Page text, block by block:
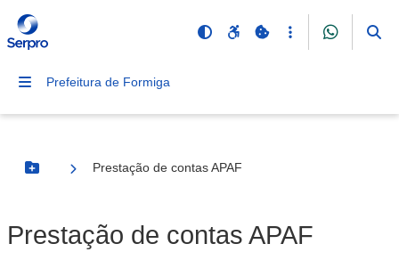
Prefeitura de Formiga
Botão Menu
Prestação de contas APAF
Prestação de contas APAF